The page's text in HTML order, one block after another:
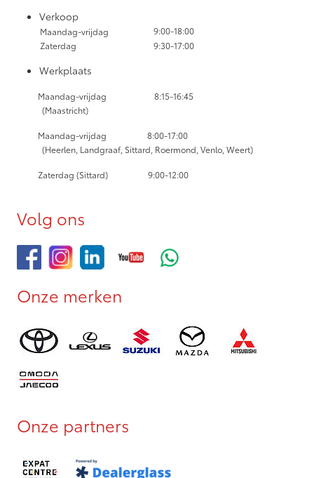
Verkoop
Maandag-vrijdag
9:00-18:00
Zaterdag
9:30-17:00
Werkplaats
Maandag-vrijdag
8:15-16:45
(Maastricht)
Maandag-vrijdag
8:00-17:00
(Heerlen, Landgraaf, Sittard, Roermond, Venlo, Weert)
Zaterdag (Sittard) 9:00-12:00
Volg ons
Onze merken
Onze partners